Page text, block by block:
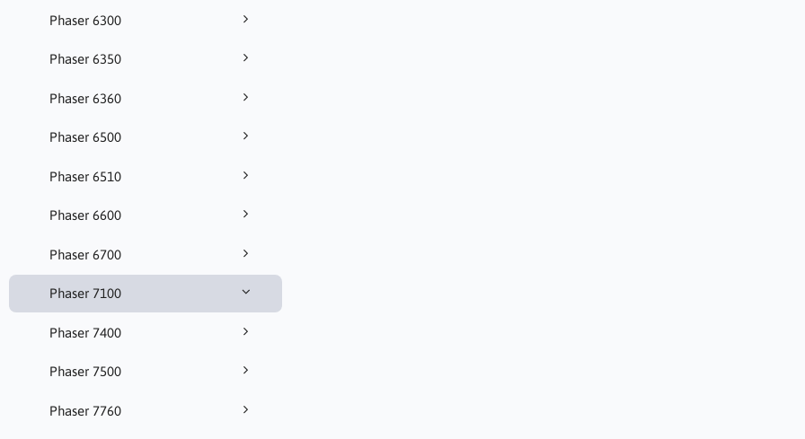
Phaser 6300
Phaser 6350
Phaser 6360
Phaser 6500
Phaser 6510
Phaser 6600
Phaser 6700
Phaser 7100
Phaser 7400
Phaser 7500
Phaser 7760